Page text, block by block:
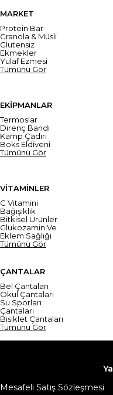
MARKET
Protein Bar
Granola & Müsli
Glutensiz
Ekmekler
Yulaf Ezmesi
Tümünü Gör
EKİPMANLAR
Termoslar
Direnç Bandı
Kamp Çadırı
Boks Eldiveni
Tümünü Gör
VİTAMİNLER
C Vitamini
Bağışıklık
Bitkisel Ürünler
Glukozamin Ve
Eklem Sağlığı
Tümünü Gör
ÇANTALAR
Bel Çantaları
Okul Çantaları
Su Sporları
Çantaları
Bisiklet Çantaları
Tümünü Gör
Mesafeli Satış Sözleşmesi